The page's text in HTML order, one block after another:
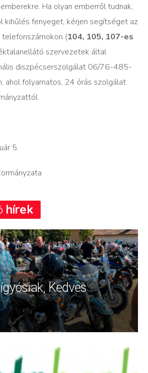
Ha olyan emberről tudnak,
kihűlés fenyeget, kérjen segítséget az
telefonszámokon (104, 105, 107-es
szervezetek által
diszpécserszolgálat 06/76-485-
ahol folyamatos, 24 órás szolgálat
5.
hírek
Kedves